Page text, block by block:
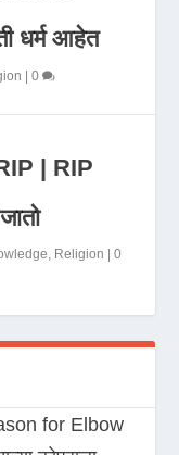
धर्म आहेत
|0
| RIP
, Religion |0